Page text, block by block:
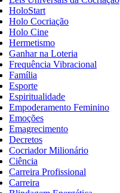
HoloStart
Holo Cocriação
Holo Cine
Hermetismo
Ganhar na Loteria
Frequência Vibracional
Família
Esporte
Espiritualidade
Empoderamento Feminino
Emoções
Emagrecimento
Decretos
Cocriador Milionário
Ciência
Carreira Profissional
Carreira